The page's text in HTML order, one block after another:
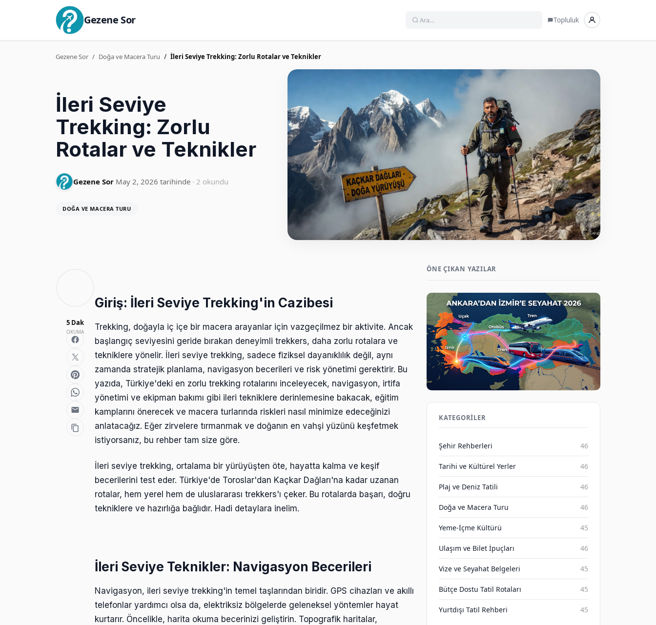
Gezene Sor Topluluk
Gezene Sor Doğa ve Macera Turu İleri Seviye Trekking: Zorlu Rotalar ve Teknikler
İleri Seviye
Trekking: Zorlu
Rotalar ve Teknikler
Gezene Sor May 2, 2026 tarihinde · 2 okundu
DOĞA VE MACERA TURU
5 Dak
OKUMA
Giriş: İleri Seviye Trekking'in Cazibesi
Trekking, doğayla iç içe bir macera arayanlar için vazgeçilmez bir aktivite. Ancak
başlangıç seviyesini geride bırakan deneyimli trekkers, daha zorlu rotalara ve
tekniklere yönelir. İleri seviye trekking, sadece fiziksel dayanıklılık değil, aynı
zamanda stratejik planlama, navigasyon becerileri ve risk yönetimi gerektirir. Bu
yazıda, Türkiye'deki en zorlu trekking rotalarını inceleyecek, navigasyon, irtifa
yönetimi ve ekipman bakımı gibi ileri tekniklere derinlemesine bakacak, eğitim
kamplarını önerecek ve macera turlarında riskleri nasıl minimize edeceğinizi
anlatacağız. Eğer zirvelere tırmanmak ve doğanın en vahşi yüzünü keşfetmek
istiyorsanız, bu rehber tam size göre.
İleri seviye trekking, ortalama bir yürüyüşten öte, hayatta kalma ve keşif
becerilerini test eder. Türkiye'de Toroslar'dan Kaçkar Dağları'na kadar uzanan
rotalar, hem yerel hem de uluslararası trekkers'ı çeker. Bu rotalarda başarı, doğru
tekniklere ve hazırlığa bağlıdır. Hadi detaylara inelim.
İleri Seviye Teknikler: Navigasyon Becerileri
Navigasyon, ileri seviye trekking'in temel taşlarından biridir. GPS cihazları ve akıllı
telefonlar yardımcı olsa da, elektriksiz bölgelerde geleneksel yöntemler hayat
kurtarır. Öncelikle, harita okuma becerinizi geliştirin. Topografik haritalar,
ÖNE ÇIKAN YAZILAR
2026 Ankara İzmir Ucuz Bilet Rehberi:
Uçak Otobüs Tren
KATEGORILER
Şehir Rehberleri 46
Tarihi ve Kültürel Yerler 46
Plaj ve Deniz Tatili 46
Doğa ve Macera Turu 46
Yeme-İçme Kültürü 45
Ulaşım ve Bilet İpuçları 46
Vize ve Seyahat Belgeleri 45
Bütçe Dostu Tatil Rotaları 45
Yurtdışı Tatil Rehberi 45